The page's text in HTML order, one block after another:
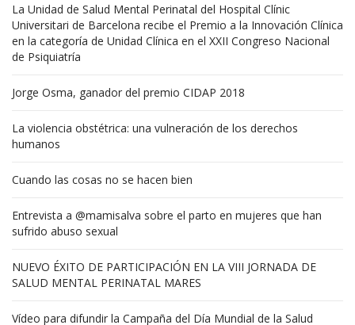
La Unidad de Salud Mental Perinatal del Hospital Clínic
Universitari de Barcelona recibe el Premio a la Innovación Clínica
en la categoría de Unidad Clínica en el XXII Congreso Nacional
de Psiquiatría
Jorge Osma, ganador del premio CIDAP 2018
La violencia obstétrica: una vulneración de los derechos
humanos
Cuando las cosas no se hacen bien
Entrevista a @mamisalva sobre el parto en mujeres que han
sufrido abuso sexual
NUEVO ÉXITO DE PARTICIPACIÓN EN LA VIII JORNADA DE
SALUD MENTAL PERINATAL MARES
Vídeo para difundir la Campaña del Día Mundial de la Salud